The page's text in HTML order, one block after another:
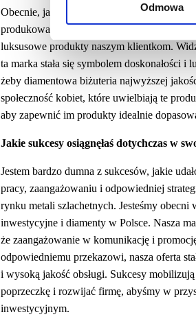
Odmowa
Obecnie, jako przedsiębiorczyni, tworzę i
produkowaną w Antwerpii. To dla mnie
luksusowe produkty naszym klientkom.
ta marka stała się symbolem doskonałości
żeby diamentowa biżuteria najwyższej
społeczność kobiet, które uwielbiają te
aby zapewnić im produkty idealnie
Jakie sukcesy osiągnęłaś dotychczas w
Jestem bardzo dumna z sukcesów, jakie
pracy, zaangażowaniu i odpowiedniej
rynku metali szlachetnych. Jesteśmy
inwestycyjne i diamenty w Polsce. Nasza
że zaangażowanie w komunikację i
odpowiedniemu przekazowi, nasza oferta
i wysoką jakość obsługi. Sukcesy
poprzeczkę i rozwijać firmę, abyśmy w
inwestycyjnym.